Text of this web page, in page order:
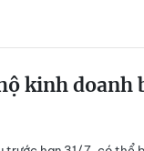
kinh doanh